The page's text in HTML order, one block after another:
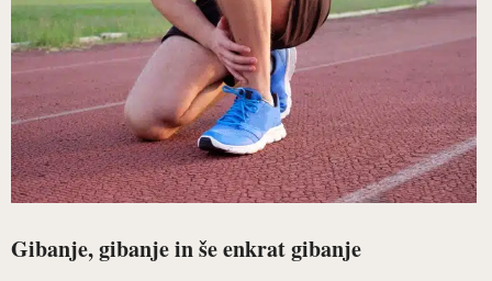
Gibanje, gibanje in še enkrat gibanje